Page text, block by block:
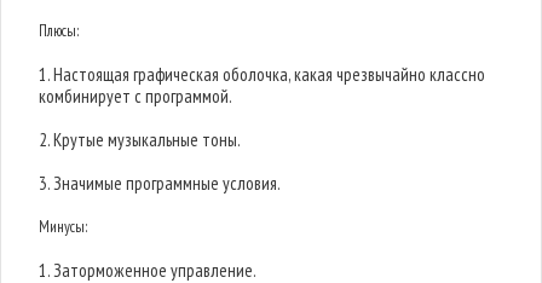
Плюсы:
1. Настоящая графическая оболочка, какая чрезвычайно классно
комбинирует с программой.
2. Крутые музыкальные тоны.
3. Значимые программные условия.
Минусы:
1. Заторможенное управление.